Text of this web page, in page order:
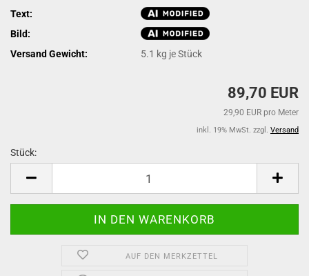
Text:
Bild:
Versand Gewicht:
5.1 kg je Stück
89,70 EUR
29,90 EUR pro Meter
inkl. 19% MwSt. zzgl. Versand
Stück:
AUF DEN MERKZETTEL